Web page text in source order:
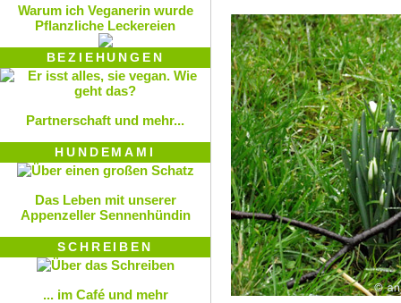
Warum ich Veganerin wurde
Pflanzliche Leckereien
BEZIEHUNGEN
Partnerschaft und mehr...
HUNDEMAMI
Das Leben mit unserer
Appenzeller Sennenhündin
SCHREIBEN
... im Café und mehr